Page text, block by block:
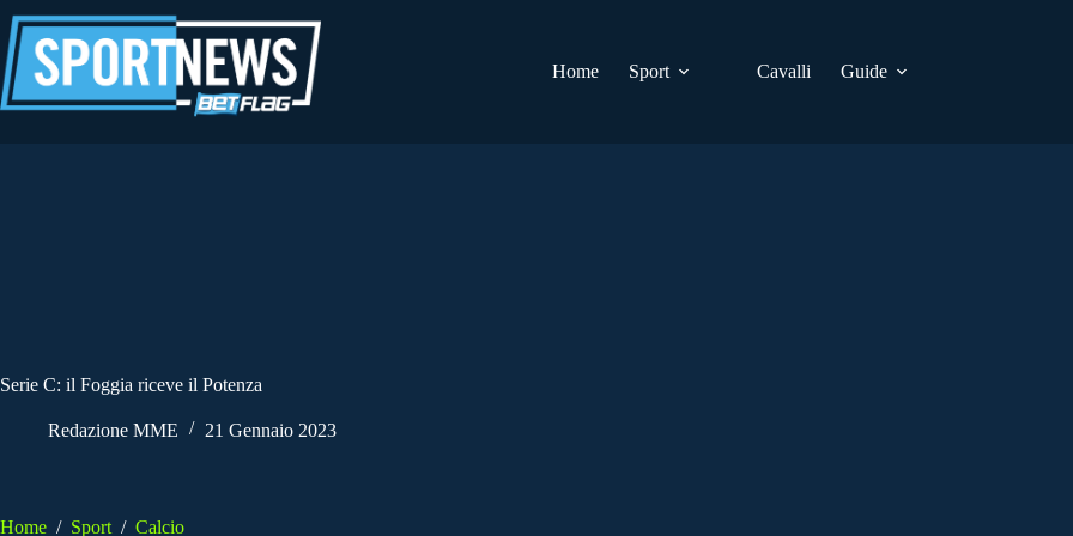
al
contenuto
Home
Sport Cavalli Guide
Serie C: il Foggia riceve il Potenza
Redazione MME 21 Gennaio 2023
Home / Sport / Calcio